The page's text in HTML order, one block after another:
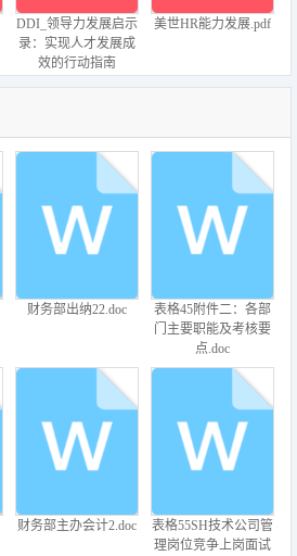
DDI_领导力发展启示
录：实现人才发展成
效的行动指南
美世HR能力发展.pdf
【实例】东风汽车公
司刃量具厂-工资和评
【实例】万通地产-绩
效考核流程图 5页.ppt
【实例】金网公司技
术部-绩效考核暂行办
1-战略规划部关键绩
效考核指标.docx
财务部出纳22.doc
表格45附件二：各部
门主要职能及考核要
点.doc
财务部主办会计2.doc
表格55SH技术公司管
理岗位竞争上岗面试